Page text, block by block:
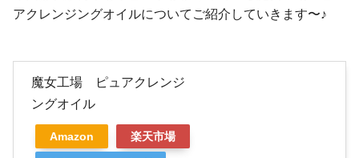
アクレンジングオイルについてご紹介していきます〜♪
魔女工場 ピュアクレンジ
ングオイル
Amazon 楽天市場